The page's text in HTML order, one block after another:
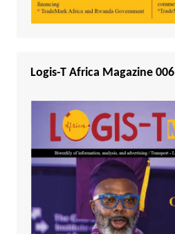
Logis-T Africa Magazine 006